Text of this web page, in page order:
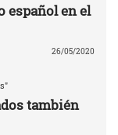
español en el
26/05/2020
también